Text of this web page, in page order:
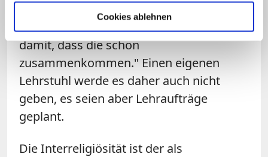
Cookies ablehnen
oder fünf Studierenden würde
unterrichtet, "aber wir rechnen nicht
damit, dass die schon
zusammenkommen." Einen eigenen
Lehrstuhl werde es daher auch nicht
geben, es seien aber Lehraufträge
geplant.
Die Interreligiösität ist der als